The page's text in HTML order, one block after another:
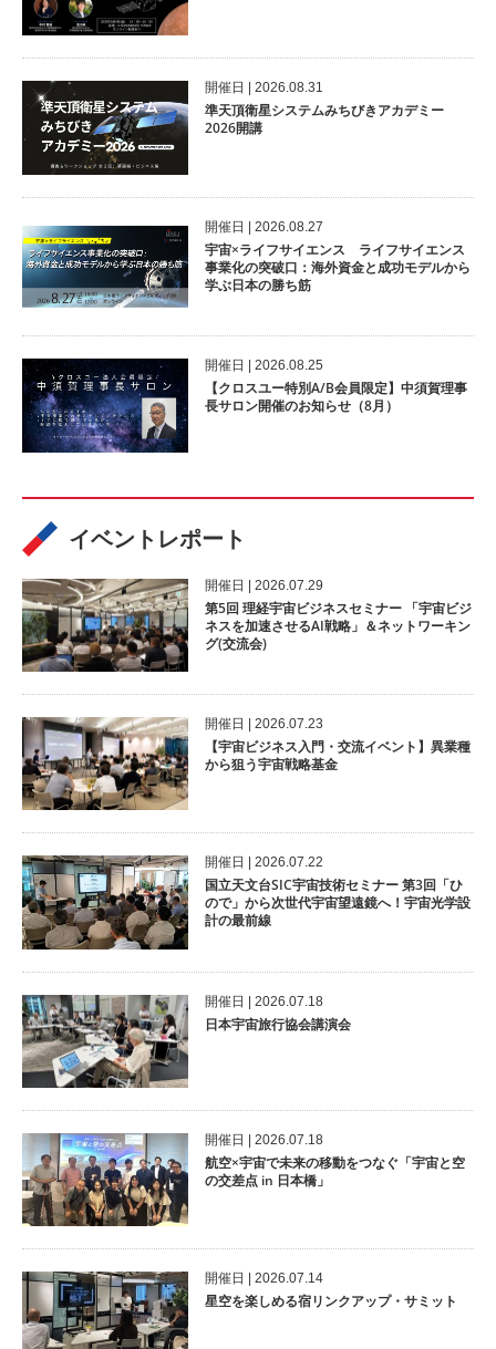
開催⽇ | 2026.08.31
準天頂衛星システムみちびきアカデミー
2026開講
開催⽇ | 2026.08.27
宇宙×ライフサイエンス ライフサイエンス
事業化の突破口：海外資金と成功モデルから
学ぶ日本の勝ち筋
開催⽇ | 2026.08.25
【クロスユー特別A/B会員限定】中須賀理事
長サロン開催のお知らせ（8月）
イベントレポート
開催⽇ | 2026.07.29
第5回 理経宇宙ビジネスセミナー 「宇宙ビジ
ネスを加速させるAI戦略」＆ネットワーキン
グ(交流会)
開催⽇ | 2026.07.23
【宇宙ビジネス入門・交流イベント】異業種
から狙う宇宙戦略基金
開催⽇ | 2026.07.22
国立天文台SIC宇宙技術セミナー 第3回「ひ
ので」から次世代宇宙望遠鏡へ！宇宙光学設
計の最前線
開催⽇ | 2026.07.18
日本宇宙旅行協会講演会
開催⽇ | 2026.07.18
航空×宇宙で未来の移動をつなぐ「宇宙と空
の交差点 in 日本橋」
開催⽇ | 2026.07.14
星空を楽しめる宿リンクアップ・サミット